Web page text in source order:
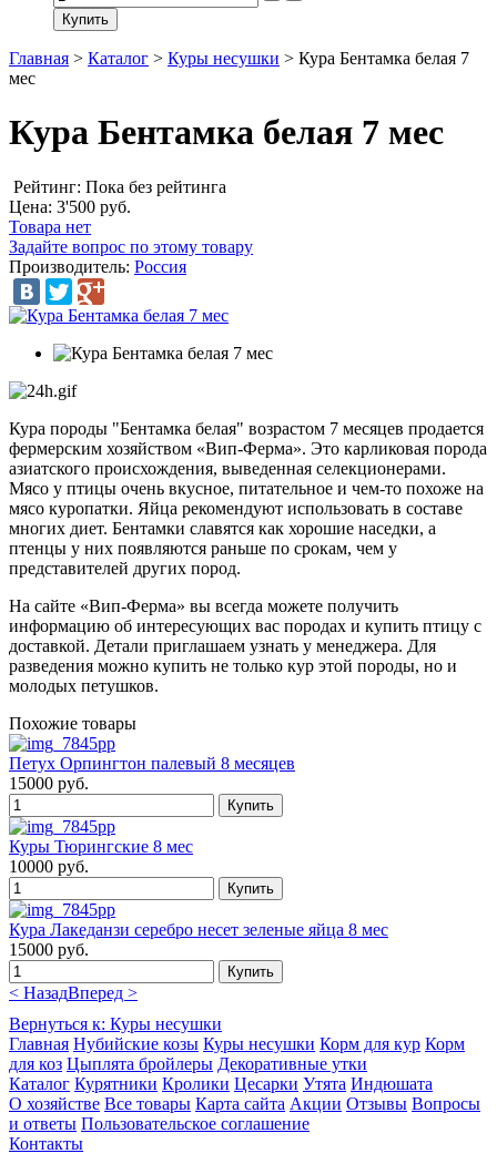
Главная > Каталог > Куры несушки > Кура Бентамка белая 7
мес
Кура Бентамка белая 7 мес
Рейтинг: Пока без рейтинга
Цена: 3'500 руб.
Товара нет
Задайте вопрос по этому товару
Производитель: Россия
Кура породы "Бентамка белая" возрастом 7 месяцев продается
фермерским хозяйством «Вип-Ферма». Это карликовая порода
азиатского происхождения, выведенная селекционерами.
Мясо у птицы очень вкусное, питательное и чем-то похоже на
мясо куропатки. Яйца рекомендуют использовать в составе
многих диет. Бентамки славятся как хорошие наседки, а
птенцы у них появляются раньше по срокам, чем у
представителей других пород.
На сайте «Вип-Ферма» вы всегда можете получить
информацию об интересующих вас породах и купить птицу с
доставкой. Детали приглашаем узнать у менеджера. Для
разведения можно купить не только кур этой породы, но и
молодых петушков.
Похожие товары
Петух Орпингтон палевый 8 месяцев
15000 руб.
Куры Тюрингские 8 мес
10000 руб.
Кура Лакеданзи серебро несет зеленые яйца 8 мес
15000 руб.
< НазадВперед >
Вернуться к: Куры несушки
Главная Нубийские козы Куры несушки Корм для кур Корм
для коз Цыплята бройлеры Декоративные утки
Каталог Курятники Кролики Цесарки Утята Индюшата
О хозяйстве Все товары Карта сайта Акции Отзывы Вопросы
и ответы Пользовательское соглашение
Контакты